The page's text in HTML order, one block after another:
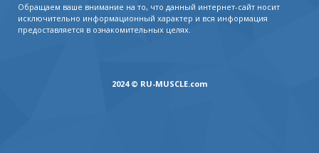
Обращаем ваше внимание на то, что данный интернет-сайт носит
исключительно информационный характер и вся информация
предоставляется в ознакомительных целях.
2024 © RU-MUSCLE.com